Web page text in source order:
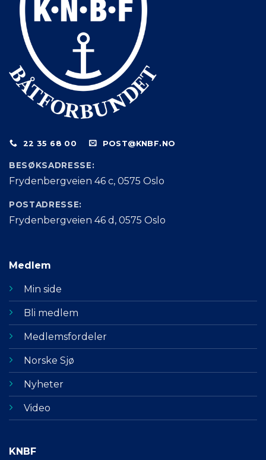
22 35 68 00 POST@KNBF.NO
BESØKSADRESSE:
Frydenbergveien 46 c, 0575 Oslo
POSTADRESSE:
Frydenbergveien 46 d, 0575 Oslo
Medlem
Min side
Bli medlem
Medlemsfordeler
Norske Sjø
Nyheter
Video
KNBF